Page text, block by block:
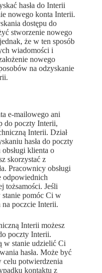
hasła do Interii
nowego konta Interii.
dostępu do
stworzenie nowego
że w ten sposób
wiadomości i
nowego
na odzyskanie
e-mailowego ani
do poczty Interii,
Interii. Dział
hasła do poczty
klienta o
skorzystać z
Pracownicy obsługi
odpowiednich
tożsamości. Jeśli
stanie pomóc Ci w
poczcie Interii.
Interii możesz
poczty Interii.
w stanie udzielić Ci
hasła. Może być
celu potwierdzenia
kontaktu z